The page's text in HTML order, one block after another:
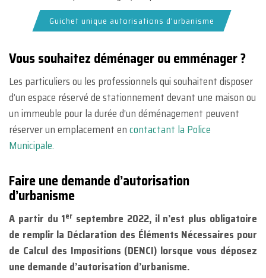
Guichet unique autorisations d'urbanisme
Vous souhaitez déménager ou emménager ?
Les particuliers ou les professionnels qui souhaitent disposer
d’un espace réservé de stationnement devant une maison ou
un immeuble pour la durée d’un déménagement peuvent
réserver un emplacement encontactant la Police
Municipale.
Faire une demande d’autorisation
d’urbanisme
A partir du 1er septembre 2022, il n’est plus obligatoire
de remplir la Déclaration des Éléments Nécessaires pour
de Calcul des Impositions (DENCI) lorsque vous déposez
une demande d’autorisation d’urbanisme.